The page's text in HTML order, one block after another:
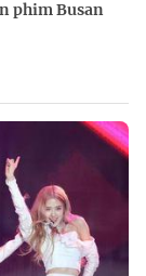
phim Busan